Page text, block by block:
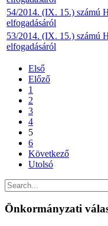
54/2014. (IX. 15.) számú
elfogadásáról
53/2014. (IX. 15.) számú
elfogadásáról
Első
Előző
1
2
3
4
5
6
Következő
Utolsó
Önkormányzati